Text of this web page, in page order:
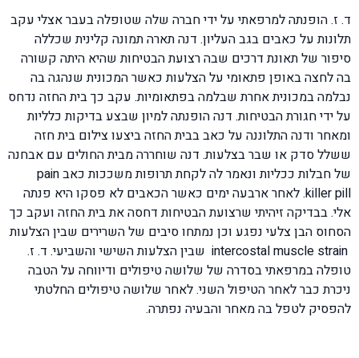
ד. ז. הופנתה למרפאתי על ידי חברה שלה שטופלה בעבר אצלי עקב
תלונות על כאבים בגב העליון. דנה תארה תמונה קלינית שכללה
סיפור של תאונת דרכים שבה רצועת הבטיחות שהיא היתה קשורה
בה לחצה באופן פתאומי על הצלעות כאשר המכונית שנהגה בה
נבלמה במכונית אחרת שבלמה בפתאומיות. עקב כך בית החזה נדחס
על ידי חגורת הבטיחות. דנה הופנתה למיון שבצע בדיקות כלליות
ומאחר ודנה התלוננה על כאב בבית החזה ביצעו צילום בית חזה
ששלל סדק או שבר בצלעות. דנה שוחררה מבית החולים עם אבחנה
של חבלות ככליות ונאמר לה לקחת תרופות משככות כאב pain
killer pill. לאחר ארבעה ימים כאשר הכאבים לא פסקו היא פנתה
אלי. בבדיקה זיהיתי שרצועת הבטיחות דחסה את בית החזה ועקב כך
הסחוס הבן צלעי נפגע וכן נמתחו סיבים של השרירים שבין הצלעות
intercostal muscle strain שבין הצלעות השישי והשביעי. ד. ז.
טופלה במרפאתי בסדרה של שלושה טיפולים ודיווחה על הטבה
ניכרת כבר לאחר הטיפול השני. לאחר שלושה טיפולים החלטתי
להפסיק לטפל בה מאחר והבעיה נפתרה.